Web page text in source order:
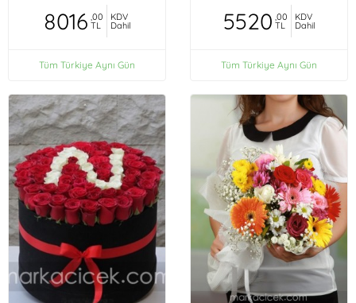
8016 ,00
TL
KDV
Dahil
Tüm Türkiye Aynı Gün
5520 ,00
TL
KDV
Dahil
Tüm Türkiye Aynı Gün